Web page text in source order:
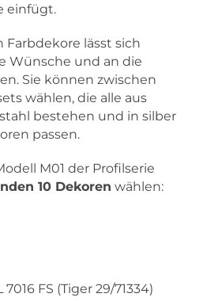
einfügt.
Farbdekore lässt sich
Wünsche und an die
Sie können zwischen
wählen, die alle aus
bestehen und in silber
passen.
M01 der Profilserie
10 Dekoren wählen:
FS (Tiger 29/71334)